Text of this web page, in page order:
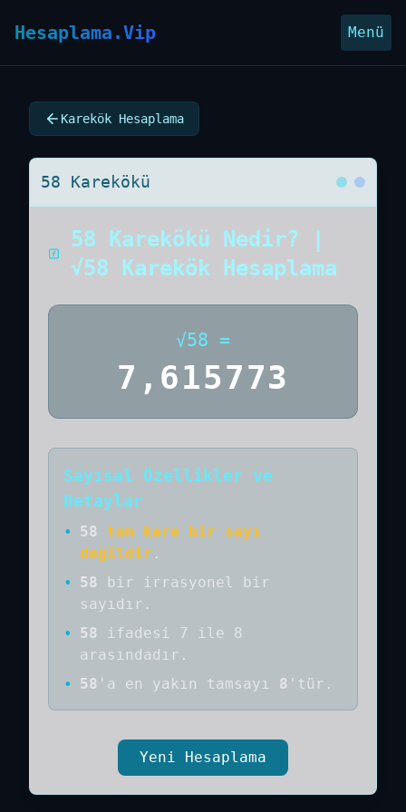
Hesaplama.Vip Menü
Karekök Hesaplama
58 Karekökü
58 Karekökü Nedir? |
√58 Karekök Hesaplama
√58 =
7,615773
Sayısal Özellikler ve
Detaylar
• 58
tam kare bir sayı
değildir .
•
58 bir
irrasyonel bir
sayıdır .
•
58
ifadesi 7 ile 8
arasındadır.
•
58 'a en yakın tamsayı 8 'tür.
Yeni Hesaplama